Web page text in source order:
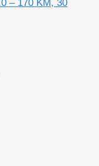
– 170 KM, 30